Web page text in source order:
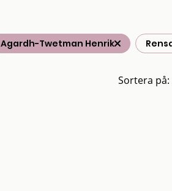
Agardh-Twetman Henrik
Sortera på: